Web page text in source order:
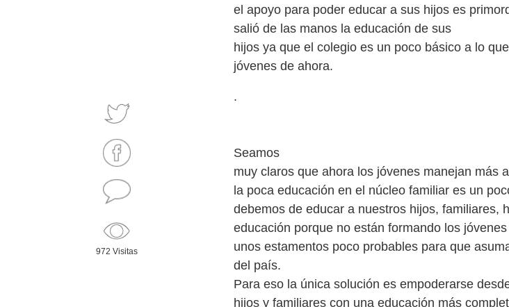
el apoyo para poder educar a sus hijos es
salió de las manos la educación de sus
hijos ya que el colegio es un poco básico a lo
972 Visitas
.
Seamos
muy claros que ahora los jóvenes manejan más
la poca educación en el núcleo familiar es un
debemos de educar a nuestros hijos, familiares,
educación porque no están formando los
unos estamentos poco probables para que
del país.
Para eso la única solución es empoderarse
hijos y familiares con una educación más